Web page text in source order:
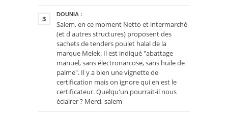
3 DOUNIA :
Salem, en ce moment Netto et intermarché
(et d'autres structures) proposent des
sachets de tenders poulet halal de la
marque Melek. Il est indiqué "abattage
manuel, sans électronarcose, sans huile de
palme". Il y a bien une vignette de
certification mais on ignore qui en est le
certificateur. Quelqu'un pourrait-il nous
éclairer ? Merci, salem